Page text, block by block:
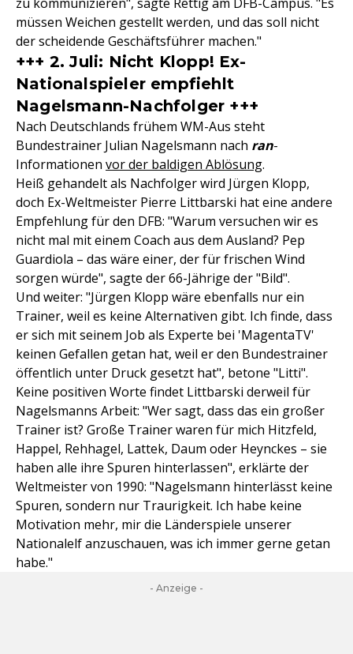
müssen Weichen gestellt werden, und das soll nicht
der scheidende Geschäftsführer machen."
+++ 2. Juli: Nicht Klopp! Ex-
Nationalspieler empfiehlt
Nagelsmann-Nachfolger +++
Nach Deutschlands frühem WM-Aus steht
Bundestrainer Julian Nagelsmann nach ran-
Informationen vor der baldigen Ablösung.
Heiß gehandelt als Nachfolger wird Jürgen Klopp,
doch Ex-Weltmeister Pierre Littbarski hat eine andere
Empfehlung für den DFB: "Warum versuchen wir es
nicht mal mit einem Coach aus dem Ausland? Pep
Guardiola – das wäre einer, der für frischen Wind
sorgen würde", sagte der 66-Jährige der "Bild".
Und weiter: "Jürgen Klopp wäre ebenfalls nur ein
Trainer, weil es keine Alternativen gibt. Ich finde, dass
er sich mit seinem Job als Experte bei 'MagentaTV'
keinen Gefallen getan hat, weil er den Bundestrainer
öffentlich unter Druck gesetzt hat", betone "Litti".
Keine positiven Worte findet Littbarski derweil für
Nagelsmanns Arbeit: "Wer sagt, dass das ein großer
Trainer ist? Große Trainer waren für mich Hitzfeld,
Happel, Rehhagel, Lattek, Daum oder Heynckes – sie
haben alle ihre Spuren hinterlassen", erklärte der
Weltmeister von 1990: "Nagelsmann hinterlässt keine
Spuren, sondern nur Traurigkeit. Ich habe keine
Motivation mehr, mir die Länderspiele unserer
Nationalelf anzuschauen, was ich immer gerne getan
habe."
- Anzeige -